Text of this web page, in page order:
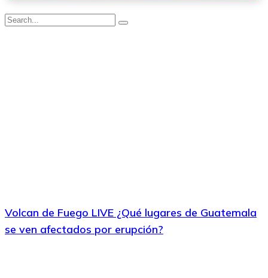
Volcan de Fuego LIVE ¿Qué lugares de Guatemala
se ven afectados por erupción?